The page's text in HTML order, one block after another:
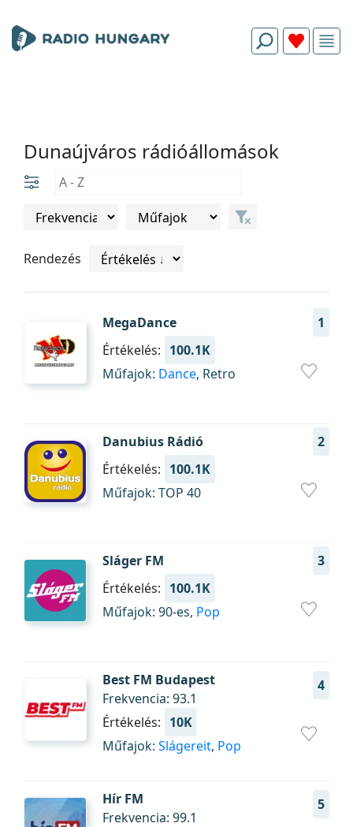
Dunaújváros rádióállomások
Rendezés
MegaDance
1
Értékelés: 100.1K
Műfajok: Dance, Retro
Danubius Rádió
2
Értékelés: 100.1K
Műfajok: TOP 40
Sláger FM
3
Értékelés: 100.1K
Műfajok: 90-es, Pop
Best FM Budapest 4
Frekvencia: 93.1
Értékelés: 10K
Műfajok: Slágereit, Pop
Hír FM 5
Frekvencia: 99.1